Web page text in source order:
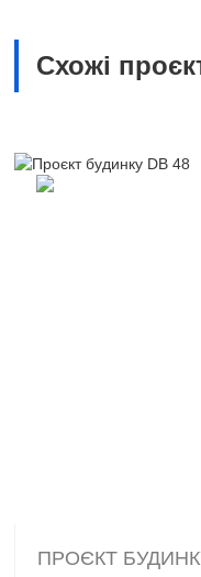
Схожі
ПРОЄКТ